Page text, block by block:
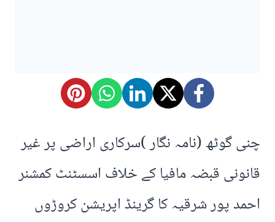
چنی گوٹھ (نامہ نگار )سرکاری اراضی پر غیر
قانونی قبضہ مافیا کے خلاف اسسٹنٹ کمشنر
احمد پور شرقیہ کا گرینڈ اپریشن کروڑوں